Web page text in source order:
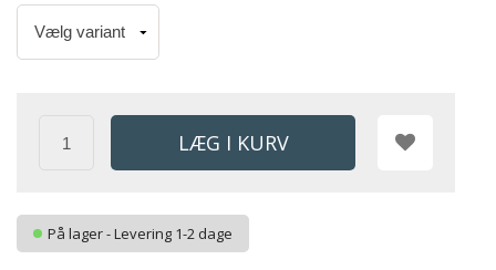
På lager - Levering 1-2 dage